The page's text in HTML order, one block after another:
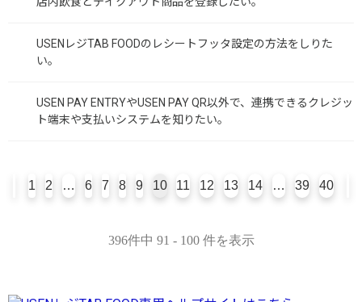
USENレジTAB FOODのレシートフッタ設定の方法をしりた
い。
USEN PAY ENTRYやUSEN PAY QR以外で、連携できるクレジッ
ト端末や支払いシステムを知りたい。
396件中 91 - 100 件を表示
1 2 … 6 7 8 9 10 11 12 13 14 … 39 40